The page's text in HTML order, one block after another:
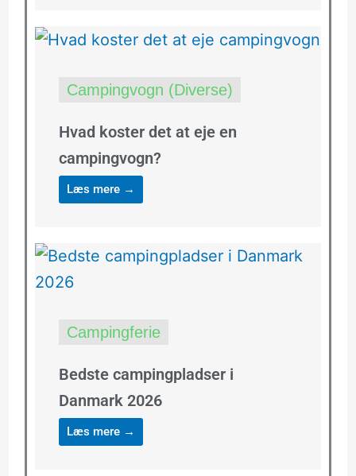
Campingvogn (Diverse)
Hvad koster det at eje en
campingvogn?
Læs mere →
Campingferie
Bedste campingpladser i
Danmark 2026
Læs mere →